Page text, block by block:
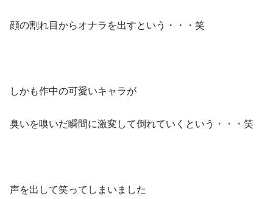
顔の割れ目からオナラを出すという・・・笑
しかも作中の可愛いキャラが
臭いを嗅いだ瞬間に激変して倒れていくという・・・笑
声を出して笑ってしまいました